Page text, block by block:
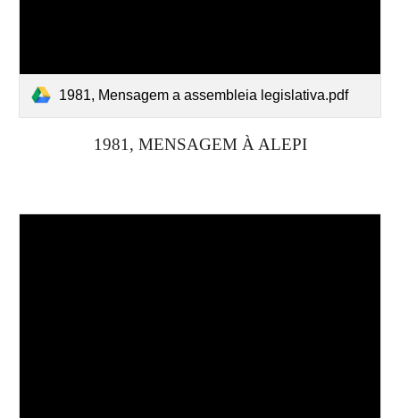
1981, Mensagem a assembleia legislativa.pdf
1981 , MENSAGEM À ALEPI